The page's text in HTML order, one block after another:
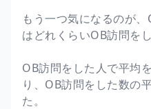
もう一つ気になるのが
はどれくらいOB訪問を
OB訪問をした人で平均
り、OB訪問をした数の
た。